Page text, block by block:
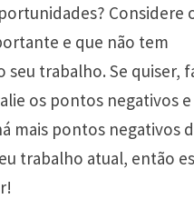
Considere
e que não tem
trabalho. Se quiser,
os pontos negativos e
mais pontos negativos
trabalho atual, então